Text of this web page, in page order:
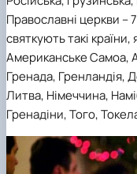
Православні церкви –
святкують такі країни,
Американське Самоа,
Гренада, Гренландія,
Литва, Німеччина,
Гренадіни, Того,